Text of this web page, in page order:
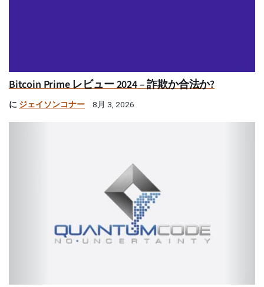
Bitcoin Prime レビュー 2024 – 詐欺か合法か?
に ジェイソンコナー 8月 3, 2026